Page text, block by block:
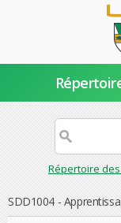
Répertoire
SDD1004 -